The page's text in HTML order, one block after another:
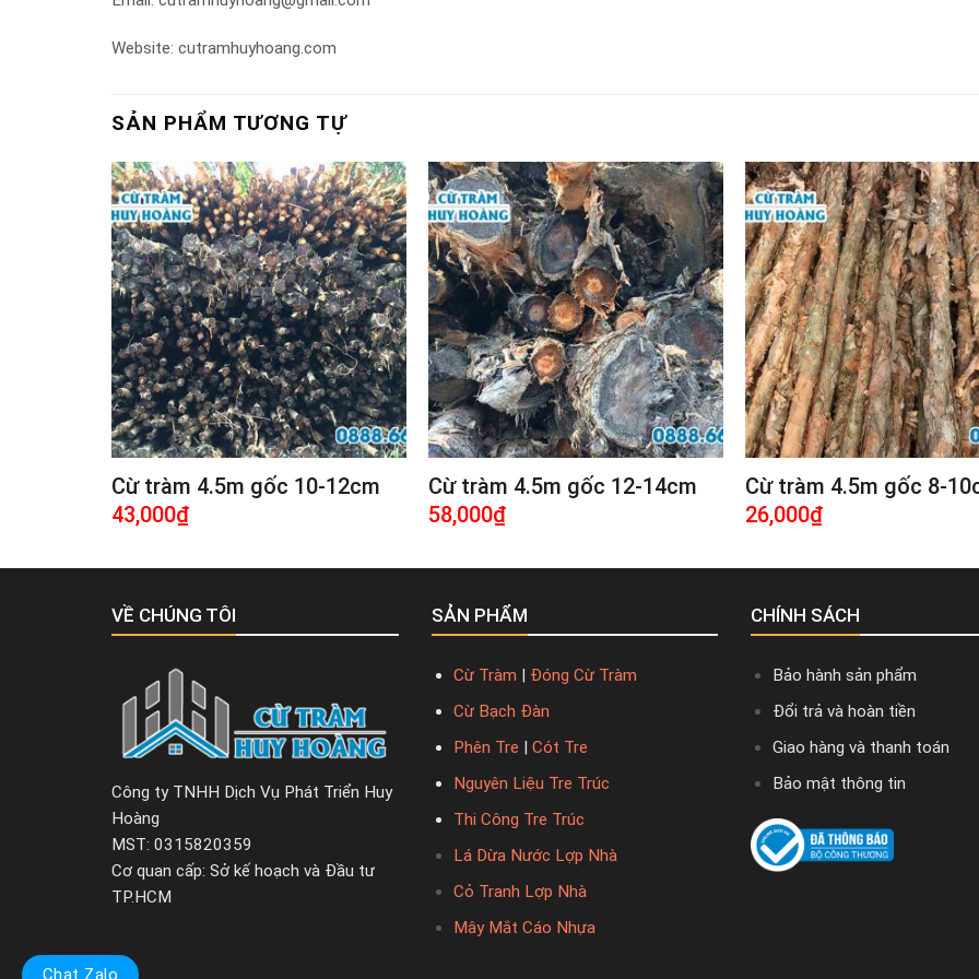
Website: cutramhuyhoang.com
SẢN PHẨM TƯƠNG TỰ
Cừ tràm 4.5m gốc 10-12cm
43,000₫
Cừ tràm 4.5m gốc 12-14cm
58,000₫
Cừ tràm 4.5m gốc 8-
26,000₫
VỀ CHÚNG TÔI
Công ty TNHH Dịch Vụ Phát Triển Huy
Hoàng
MST: 0315820359
Cơ quan cấp: Sở kế hoạch và Đầu tư
TP.HCM
SẢN PHẨM
Cừ Tràm | Đóng Cừ Tràm
Cừ Bạch Đàn
Phên Tre | Cót Tre
Nguyên Liệu Tre Trúc
Thi Công Tre Trúc
Lá Dừa Nước Lợp Nhà
Cỏ Tranh Lợp Nhà
Mây Mắt Cáo Nhựa
CHÍNH SÁCH
Bảo hành sản phẩm
Đổi trả và hoàn tiền
Giao hàng và thanh toán
Bảo mật thông tin
Chat Zalo